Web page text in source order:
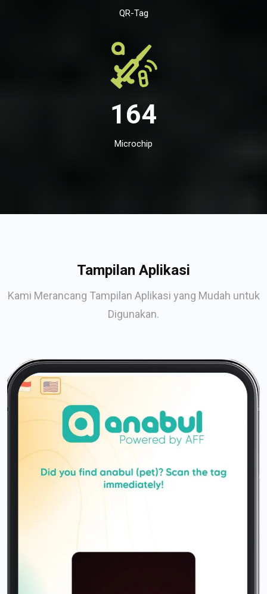
QR-Tag
164
Microchip
Tampilan Aplikasi
Kami Merancang Tampilan Aplikasi yang Mudah untuk
Digunakan.